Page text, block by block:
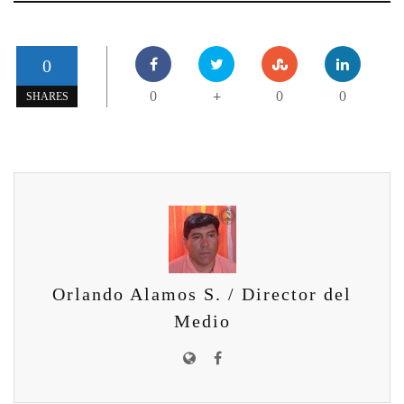
0
SHARES 0 + 0 0
Orlando Alamos S. / Director del
Medio